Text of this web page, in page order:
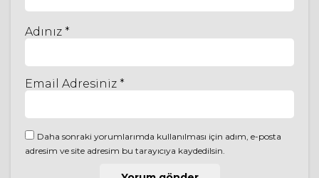
Adınız *
Email Adresiniz *
Daha sonraki yorumlarımda kullanılması için adım, e-posta
adresim ve site adresim bu tarayıcıya kaydedilsin.